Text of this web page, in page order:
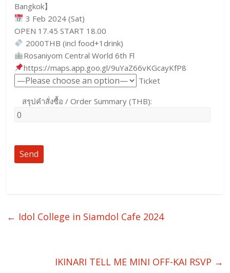
Bangkok】
3 Feb 2024 (Sat)
OPEN 17.45 START 18.00
2000THB (incl food+1drink)
Rosaniyom Central World 6th Fl
https://maps.app.goo.gl/9uYaZ66vKGcayKfP8
Ticket
สรุปคำสั่งซื้อ / Order Summary (THB):
← Idol College in Siamdol Cafe 2024
IKINARI TELL ME MINI OFF-KAI RSVP →